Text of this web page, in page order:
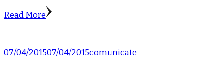
Read More
07/04/201507/04/2015comunicate